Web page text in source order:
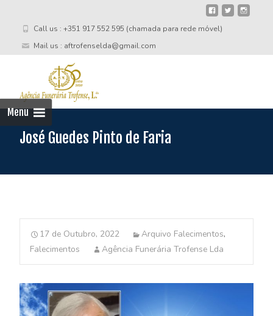
Call us : +351 917 552 595 (chamada para rede móvel)
Mail us : aftrofenselda@gmail.com
Menu
José Guedes Pinto de Faria
17 de Outubro, 2022 Arquivo Falecimentos,
Falecimentos
Agência Funerária Trofense Lda